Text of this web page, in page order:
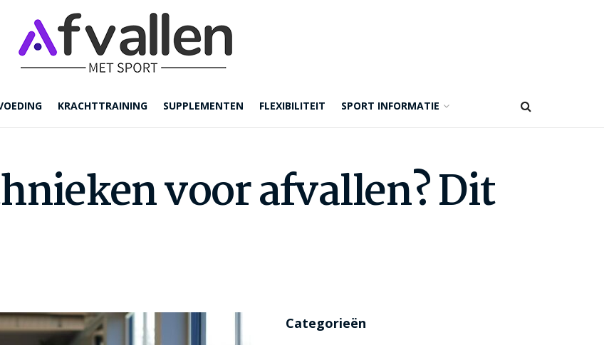
KRACHTTRAINING SUPPLEMENTEN FLEXIBILITEIT SPORT INFORMATIE
voor afvallen? Dit
Categorieën